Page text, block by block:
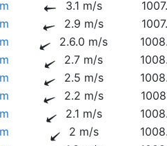
3.1 m/s
2.9 m/s
2.6.0 m/s
2.7 m/s
2.5 m/s
2.2 m/s
2.1 m/s
2 m/s